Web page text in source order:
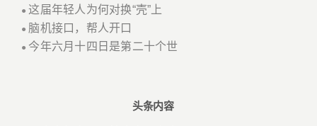
●这届年轻人为何对换“壳”上
● 脑机接口，帮人开口
● 今年六月十四日是第二十个世
头条内容